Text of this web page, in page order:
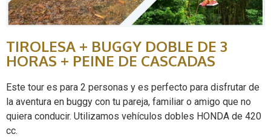
TIROLESA + BUGGY DOBLE DE 3
HORAS + PEINE DE CASCADAS
Este tour es para 2 personas y es perfecto para disfrutar de
la aventura en buggy con tu pareja, familiar o amigo que no
quiera conducir. Utilizamos vehículos dobles HONDA de 420
cc.